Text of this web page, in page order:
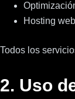
Hosting
Todos los
2. Uso